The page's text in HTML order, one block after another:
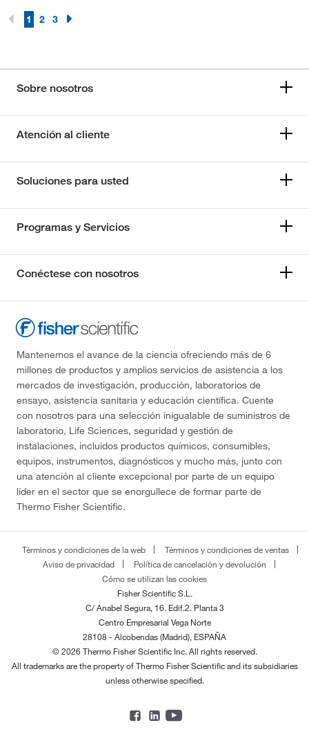
1 2 3
Sobre nosotros
Atención al cliente
Soluciones para usted
Programas y Servicios
Conéctese con nosotros
Mantenemos el avance de la ciencia ofreciendo más de 6
millones de productos y amplios servicios de asistencia a los
mercados de investigación, producción, laboratorios de
ensayo, asistencia sanitaria y educación científica. Cuente
con nosotros para una selección inigualable de suministros de
laboratorio, Life Sciences, seguridad y gestión de
instalaciones, incluidos productos químicos, consumibles,
equipos, instrumentos, diagnósticos y mucho más, junto con
una atención al cliente excepcional por parte de un equipo
líder en el sector que se enorgullece de formar parte de
Thermo Fisher Scientific.
Términos y condiciones de la web
Términos y condiciones de ventas
Aviso de privacidad
Política de cancelación y devolución
Cómo se utilizan las cookies
Fisher Scientific S.L.
C/ Anabel Segura, 16. Edif.2. Planta 3
Centro Empresarial Vega Norte
28108 - Alcobendas (Madrid), ESPAÑA
© 2026 Thermo Fisher Scientific Inc. All rights reserved.
All trademarks are the property of Thermo Fisher Scientific and its subsidiaries
unless otherwise specified.